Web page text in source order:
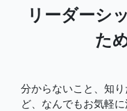
リーダーシ
た
分からないこと、知
ど、なんでもお気軽